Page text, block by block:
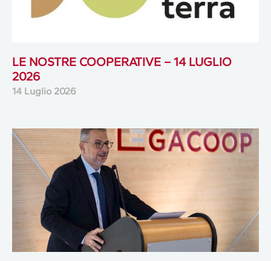
LE NOSTRE COOPERATIVE – 14 LUGLIO
2026
14 Luglio 2026